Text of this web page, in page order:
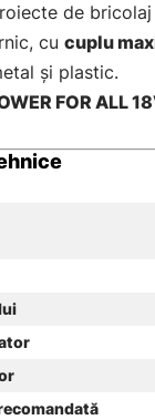
de
cu cuplu
şi plastic.
FOR ALL